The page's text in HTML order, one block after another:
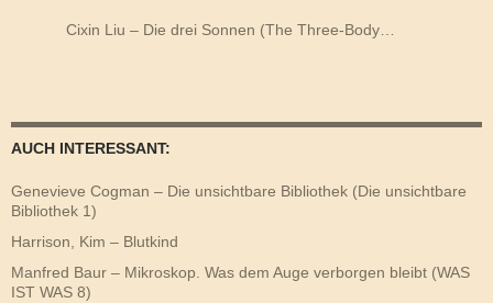
Cixin Liu – Die drei Sonnen (The Three-Body…
AUCH INTERESSANT:
Genevieve Cogman – Die unsichtbare Bibliothek (Die unsichtbare
Bibliothek 1)
Harrison, Kim – Blutkind
Manfred Baur – Mikroskop. Was dem Auge verborgen bleibt (WAS
IST WAS 8)